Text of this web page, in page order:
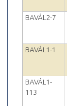
BAVÁL2-7
BAVÁL1-1
BAVÁL1-
113